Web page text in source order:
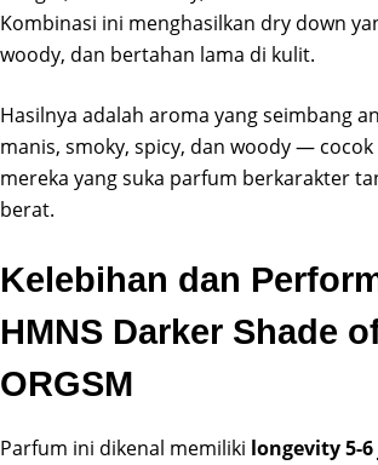
Kombinasi ini menghasilkan dry down
woody, dan bertahan lama di kulit.
Hasilnya adalah aroma yang seimbang
manis, smoky, spicy, dan woody —
mereka yang suka parfum berkarakter
berat.
Kelebihan dan
HMNS Darker Shade
ORGSM
Parfum ini dikenal memiliki longevity 5-